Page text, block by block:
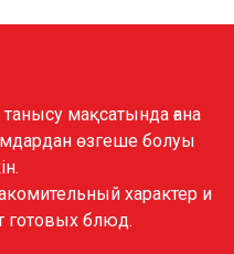
мақсатында ғана
өзгеше болуы
характер и
готовых блюд.